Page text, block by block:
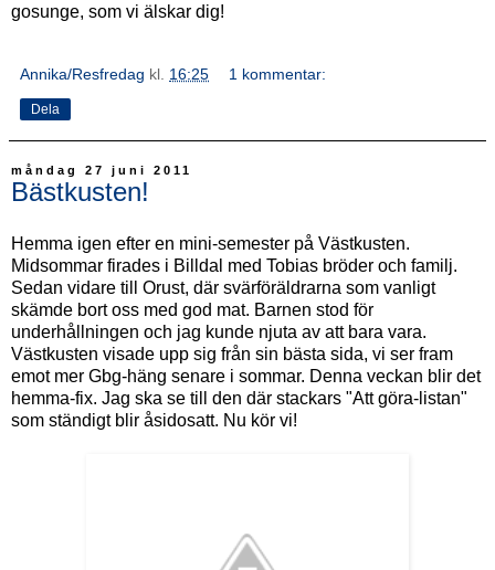
gosunge, som vi älskar dig!
Annika/Resfredag kl. 16:25 1 kommentar:
Dela
måndag 27 juni 2011
Bästkusten!
Hemma igen efter en mini-semester på Västkusten.
Midsommar firades i Billdal med Tobias bröder och familj.
Sedan vidare till Orust, där svärföräldrarna som vanligt
skämde bort oss med god mat. Barnen stod för
underhållningen och jag kunde njuta av att bara vara.
Västkusten visade upp sig från sin bästa sida, vi ser fram
emot mer Gbg-häng senare i sommar. Denna veckan blir det
hemma-fix. Jag ska se till den där stackars "Att göra-listan"
som ständigt blir åsidosatt. Nu kör vi!